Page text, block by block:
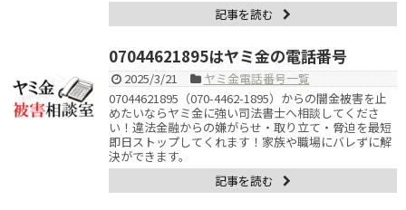
記事を読む
07044621895はヤミ金の電話番号
2025/3/21
ヤミ金電話番号一覧
07044621895（070-4462-1895）からの闇金被害を止
めたいならヤミ金に強い司法書士へ相談してくださ
い！違法金融からの嫌がらせ・取り立て・脅迫を最短
即日ストップしてくれます！家族や職場にバレずに解
決ができます。
記事を読む